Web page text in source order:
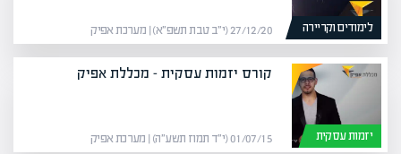
לימודים וקריירה 27/12/20 (י״ב טבת תשפ״א) | מערכת אפיק
יזמות עסקית
קורס יזמות עסקית – מכללת אפיק
01/07/15 (י״ד תמוז תשע״ה) | מערכת אפיק